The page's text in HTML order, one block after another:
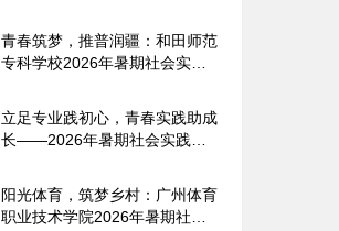
青春筑梦，推普润疆：和田师范
专科学校2026年暑期社会实践
立足专业践初心，青春实践助成
长——2026年暑期社会实践报
阳光体育，筑梦乡村：广州体育
职业技术学院2026年暑期社会